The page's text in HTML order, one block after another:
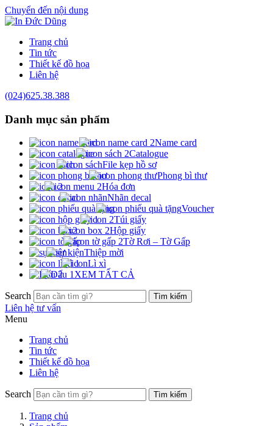
Chuyển đến nội dung
Trang chủ
Tin tức
Thiết kế đồ họa
Liên hệ
(024)625.38.388
Danh mục sản phẩm
Name card
Catalogue
File kẹp hồ sơ
Phong bì thư
Hóa đơn
Nhãn decal
Voucher
Túi giấy
Hộp giấy
Tờ Rơi – Tờ Gấp
Thiệp mời
Lì xì
XEM TẤT CẢ
Search
Liên hệ tư vấn
Menu
Trang chủ
Tin tức
Thiết kế đồ họa
Liên hệ
Search
Trang chủ